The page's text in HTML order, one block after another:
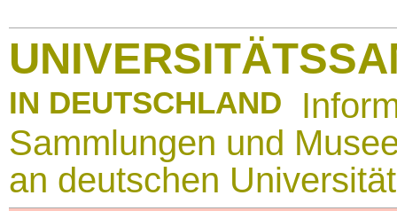
IN DEUTSCHLAND
Sammlungen und
an deutschen